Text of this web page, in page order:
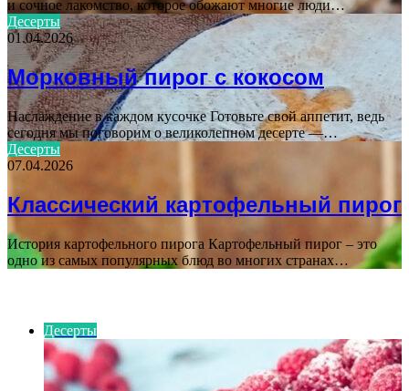
и сочное лакомство, которое обожают многие люди…
Десерты
01.04.2026
Морковный пирог с кокосом
Наслаждение в каждом кусочке Готовьте свой аппетит, ведь
сегодня мы поговорим о великолепном десерте —…
Десерты
07.04.2026
Классический картофельный пирог
История картофельного пирога Картофельный пирог – это
одно из самых популярных блюд во многих странах…
Десерты